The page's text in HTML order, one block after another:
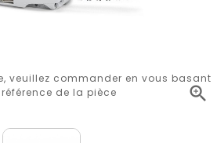

veuillez commander en vous basant
de la pièce